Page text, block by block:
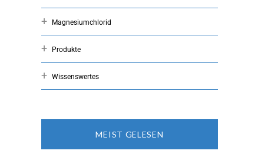
Magnesiumchlorid
Produkte
Wissenswertes
MEIST GELESEN